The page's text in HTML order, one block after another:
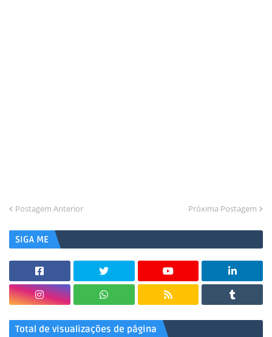
Postagem Anterior Próxima Postagem
SIGA ME
Total de visualizações de página